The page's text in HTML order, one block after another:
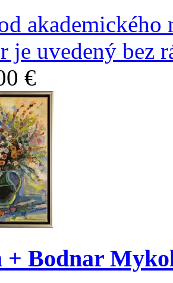
je uvedený bez
€
+ Bodnar